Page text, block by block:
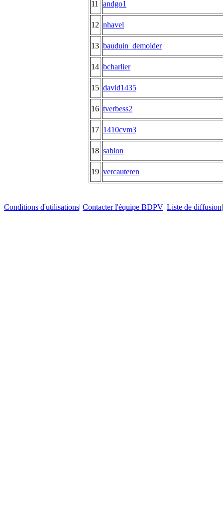
11 andgo1
12 nhavel
13 bauduin_demolder
14 bcharlier
15 david1435
16 tverbess2
17 1410cvm3
18 sablon
19 vercauteren
Conditions d'utilisations| Contacter l'équipe BDPV| Liste de diffusion